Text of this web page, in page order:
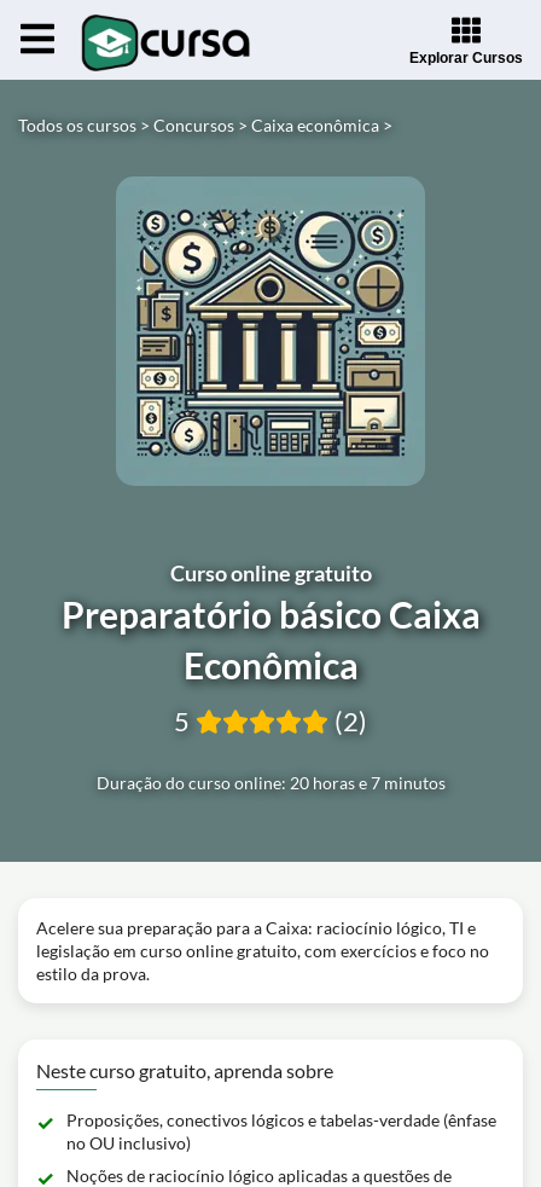
Explorar Cursos
Todos os cursos > Concursos > Caixa econômica >
Curso online gratuito
Preparatório básico Caixa
Econômica
Duração do curso online: 20 horas e 7 minutos
5 (2)
Acelere sua preparação para a Caixa: raciocínio lógico, TI e
legislação em curso online gratuito, com exercícios e foco no
estilo da prova.
Neste curso gratuito, aprenda sobre
Proposições, conectivos lógicos e tabelas-verdade (ênfase
no OU inclusivo)
Noções de raciocínio lógico aplicadas a questões de